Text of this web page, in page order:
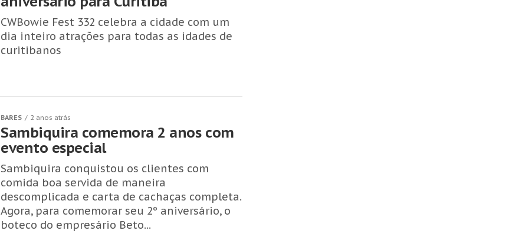
CWBowie Fest 332 celebra a cidade com um
dia inteiro atrações para todas as idades de
curitibanos
BARES 2 anos atrás
Sambiquira comemora 2 anos com
evento especial
Sambiquira conquistou os clientes com
comida boa servida de maneira
descomplicada e carta de cachaças completa.
Agora, para comemorar seu 2º aniversário, o
boteco do empresário Beto...